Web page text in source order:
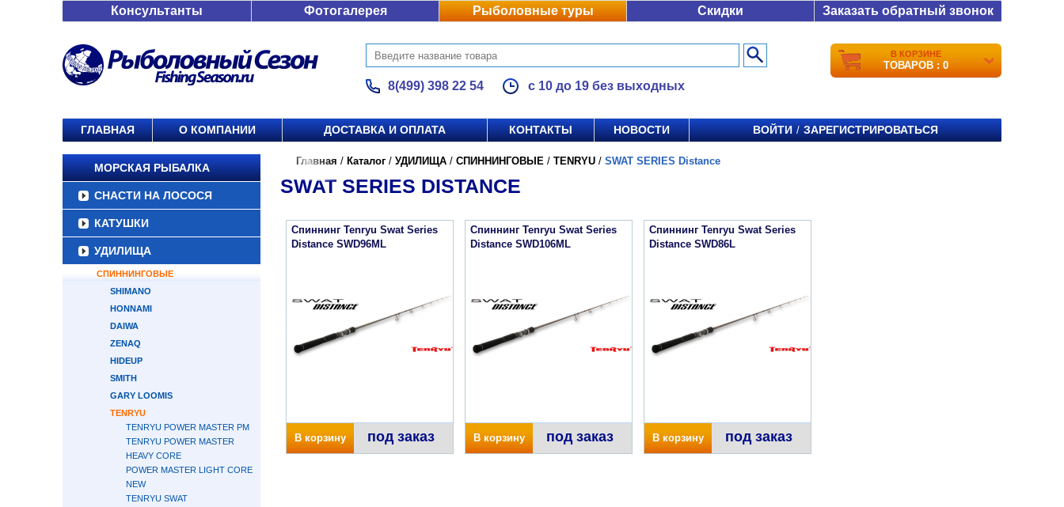
Консультанты Фотогалерея Рыболовные туры Скидки Заказать обратный звонок
8(499) 398 22 54 с 10 до 19 без выходных
В КОРЗИНЕ
ТОВАРОВ : 0
ГЛАВНАЯ О КОМПАНИИ ДОСТАВКА И ОПЛАТА КОНТАКТЫ НОВОСТИ ВОЙТИ / ЗАРЕГИСТРИРОВАТЬСЯ
МОРСКАЯ РЫБАЛКА
СНАСТИ НА ЛОСОСЯ
КАТУШКИ
УДИЛИЩА
СПИННИНГОВЫЕ
SHIMANO
HONNAMI
DAIWA
ZENAQ
HIDEUP
SMITH
GARY LOOMIS
TENRYU
TENRYU POWER MASTER PM
TENRYU POWER MASTER
HEAVY CORE
POWER MASTER LIGHT CORE
NEW
TENRYU SWAT
Главная / Каталог / УДИЛИЩА / СПИННИНГОВЫЕ / TENRYU / SWAT SERIES Distance
SWAT SERIES DISTANCE
Спиннинг Tenryu Swat Series
Distance SWD96ML
В корзину под заказ
Спиннинг Tenryu Swat Series
Distance SWD106ML
В корзину под заказ
Спиннинг Tenryu Swat Series
Distance SWD86L
В корзину под заказ